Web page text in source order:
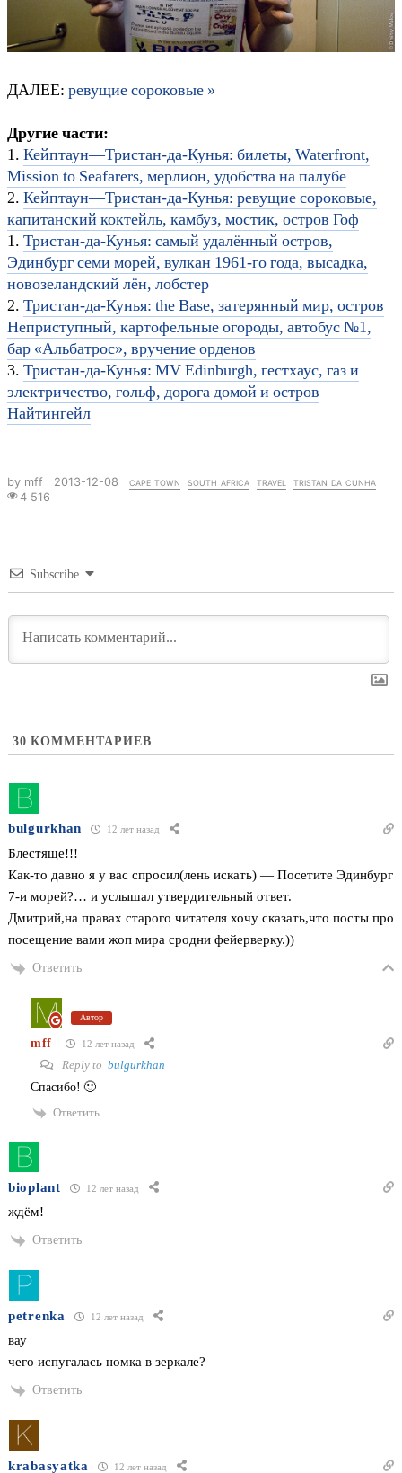
ДАЛЕЕ: ревущие сороковые »
Другие части:
1. Кейптаун—Тристан-да-Кунья: билеты, Waterfront,
Mission to Seafarers, мерлион, удобства на палубе
2. Кейптаун—Тристан-да-Кунья: ревущие сороковые,
капитанский коктейль, камбуз, мостик, остров Гоф
1. Тристан-да-Кунья: самый удалённый остров,
Эдинбург семи морей, вулкан 1961-го года, высадка,
новозеландский лён, лобстер
2. Тристан-да-Кунья: the Base, затерянный мир, остров
Неприступный, картофельные огороды, автобус №1,
бар «Альбатрос», вручение орденов
3. Тристан-да-Кунья: MV Edinburgh, гестхаус, газ и
электричество, гольф, дорога домой и остров
Найтингейл
by mff 2013-12-08 cape town south africa travel tristan da cunha
4 516
Subscribe
30 КОММЕНТАРИЕВ
bulgurkhan 12 лет назад
Блестяще!!!
Как-то давно я у вас спросил(лень искать) — Посетите Эдинбург
7-и морей?… и услышал утвердительный ответ.
Дмитрий,на правах старого читателя хочу сказать,что посты про
посещение вами жоп мира сродни фейерверку.))
Ответить
Автор
mff 12 лет назад
Reply to bulgurkhan
Спасибо! 🙂
Ответить
bioplant 12 лет назад
ждём!
Ответить
petrenka 12 лет назад
вау
чего испугалась номка в зеркале?
Ответить
krabasyatka 12 лет назад